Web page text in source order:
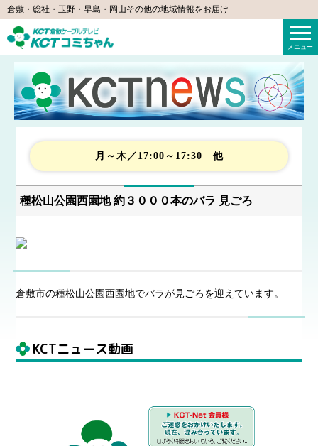
倉敷・総社・玉野・早島・岡山その他の地域情報をお届け
KCTコミちゃん（倉敷ケーブルテレビ）
メニュー
月～木／17:00～17:30 他
種松山公園西園地 約３０００本のバラ 見ごろ
倉敷市の種松山公園西園地でバラが見ごろを迎えています。
KCTニュース動画